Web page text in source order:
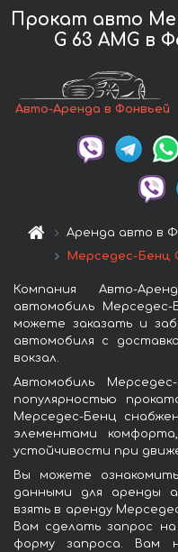
Прокат авто
G 63 AMG в
Авто-Аренда в Фонвьей
Аренда авто в
Мерседес-Бенц
Компания Авто-
автомобиль
можете заказать и
автомобиля с
вокзал.
Автомобиль
популярностью
Мерседес-Бенц
элементами
устойчивости при
Вы можете
данными для аренды
взять в аренду
Вам сделать запрос
форму запроса. Вам